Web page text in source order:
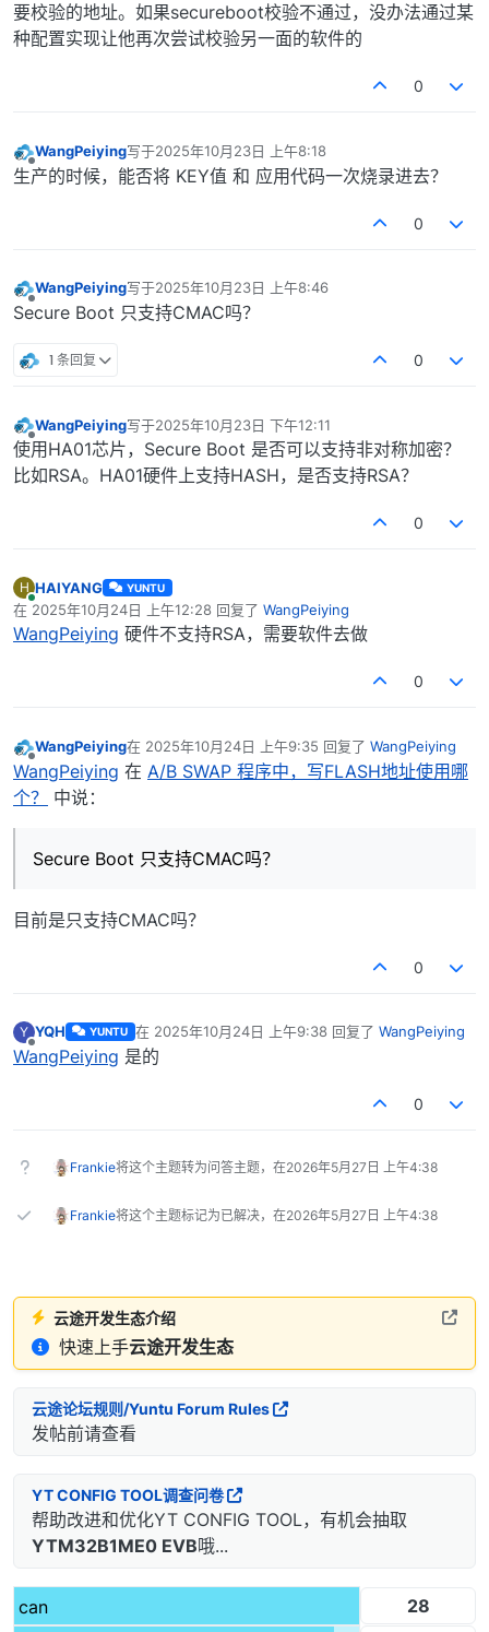
要校验的地址。如果secureboot校验不通过，没办法通过某
种配置实现让他再次尝试校验另一面的软件的
0
离线
WangPeiying写于2025年10月23日 上午8:18
最后由 编辑
生产的时候，能否将 KEY值 和 应用代码一次烧录进去？
0
离线
WangPeiying写于2025年10月23日 上午8:46
最后由 编辑
Secure Boot 只支持CMAC吗？
1 条回复 0
离线
WangPeiying写于2025年10月23日 下午12:11
最后由 编辑
使用HA01芯片，Secure Boot 是否可以支持非对称加密？
比如RSA。HA01硬件上支持HASH，是否支持RSA？
0
H
在线
HAIYANG YUNTU
在 2025年10月24日 上午12:28 回复了 WangPeiying
最后由 编辑
WangPeiying 硬件不支持RSA，需要软件去做
0
离线
WangPeiying在 2025年10月24日 上午9:35 回复了 WangPeiying
最后由 编辑
WangPeiying 在 A/B SWAP 程序中，写FLASH地址使用哪
个？
中说：
Secure Boot 只支持CMAC吗？
目前是只支持CMAC吗？
0
Y
离线
YQH YUNTU 在 2025年10月24日 上午9:38回复了 WangPeiying
最后由 编辑
WangPeiying 是的
0
Frankie将这个主题转为问答主题，在2026年5月27日 上午4:38
Frankie将这个主题标记为已解决，在2026年5月27日 上午4:38
云途开发生态介绍
快速上手云途开发生态
云途论坛规则/Yuntu Forum Rules
发帖前请查看
YT CONFIG TOOL调查问卷
帮助改进和优化YT CONFIG TOOL，有机会抽取
YTM32B1ME0 EVB哦...
can
28